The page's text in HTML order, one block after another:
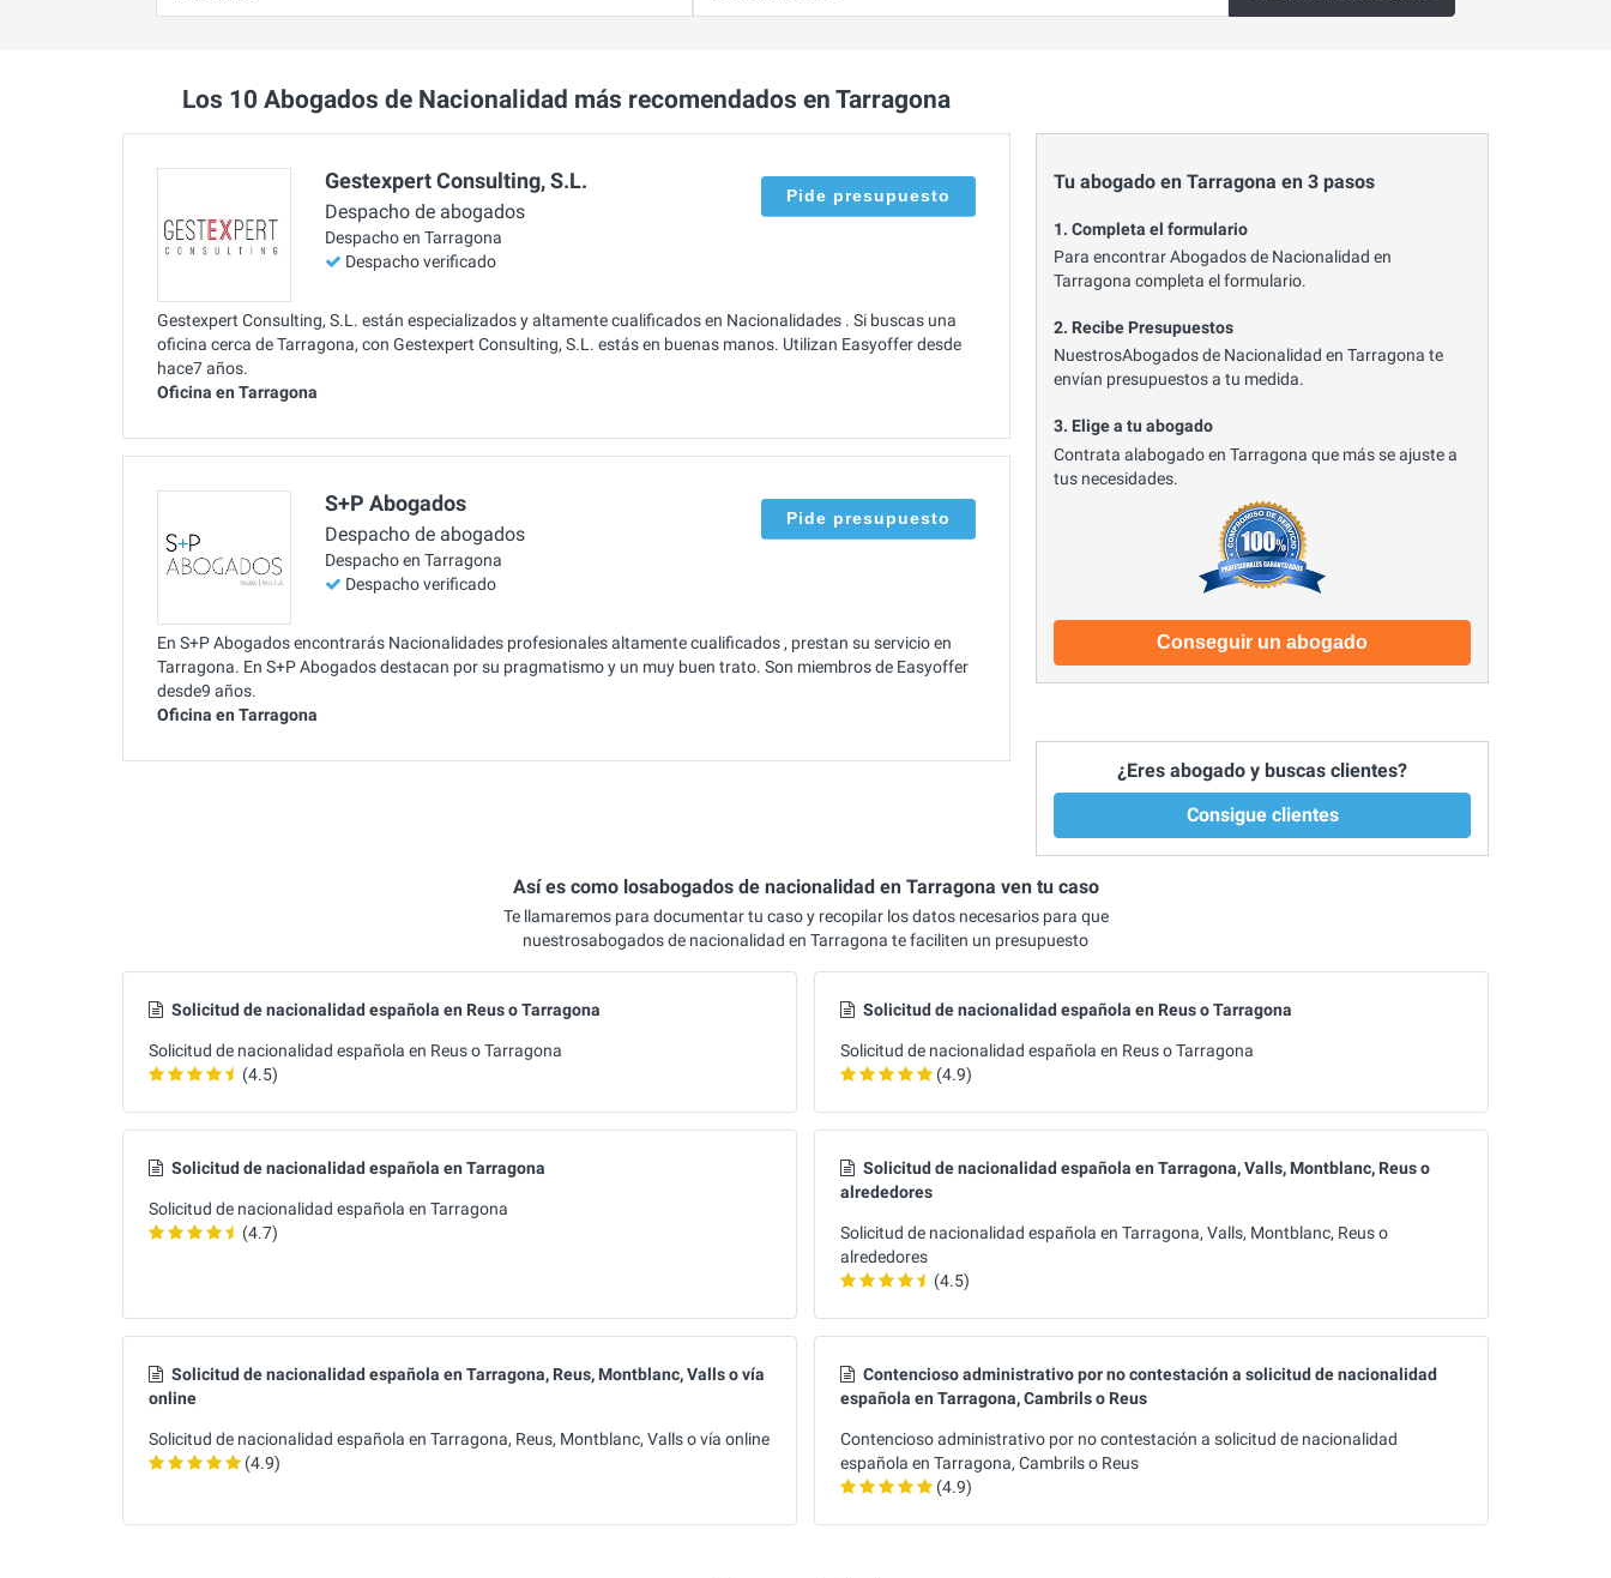
Los 10 Abogados de Nacionalidad más recomendados en Tarragona
Gestexpert Consulting, S.L.
Despacho de abogados
Despacho en Tarragona
Despacho verificado
Pide presupuesto
Gestexpert Consulting, S.L. están especializados y altamente cualificados en Nacionalidades . Si buscas una
oficina cerca de Tarragona, con Gestexpert Consulting, S.L. estás en buenas manos. Utilizan Easyoffer desde
hace7 años.
Oficina en Tarragona
S+P Abogados
Despacho de abogados
Despacho en Tarragona
Despacho verificado
Pide presupuesto
En S+P Abogados encontrarás Nacionalidades profesionales altamente cualificados , prestan su servicio en
Tarragona. En S+P Abogados destacan por su pragmatismo y un muy buen trato. Son miembros de Easyoffer
desde9 años.
Oficina en Tarragona
Tu abogado en Tarragona en 3 pasos
1. Completa el formulario
Para encontrar Abogados de Nacionalidad en
Tarragona completa el formulario.
2. Recibe Presupuestos
NuestrosAbogados de Nacionalidad en Tarragona te
envían presupuestos a tu medida.
3. Elige a tu abogado
Contrata alabogado en Tarragona que más se ajuste a
tus necesidades.
Conseguir un abogado
¿Eres abogado y buscas clientes?
Consigue clientes
Así es como losabogados de nacionalidad en Tarragona ven tu caso
Te llamaremos para documentar tu caso y recopilar los datos necesarios para que
nuestrosabogados de nacionalidad en Tarragona te faciliten un presupuesto
Solicitud de nacionalidad española en Reus o Tarragona
Solicitud de nacionalidad española en Reus o Tarragona
(4.5)
Solicitud de nacionalidad española en Reus o Tarragona
Solicitud de nacionalidad española en Reus o Tarragona
(4.9)
Solicitud de nacionalidad española en Tarragona
Solicitud de nacionalidad española en Tarragona
(4.7)
Solicitud de nacionalidad española en Tarragona, Valls, Montblanc, Reus o
alrededores
Solicitud de nacionalidad española en Tarragona, Valls, Montblanc, Reus o
alrededores
(4.5)
Solicitud de nacionalidad española en Tarragona, Reus, Montblanc, Valls o vía
online
Solicitud de nacionalidad española en Tarragona, Reus, Montblanc, Valls o vía online
(4.9)
Contencioso administrativo por no contestación a solicitud de nacionalidad
española en Tarragona, Cambrils o Reus
Contencioso administrativo por no contestación a solicitud de nacionalidad
española en Tarragona, Cambrils o Reus
(4.9)